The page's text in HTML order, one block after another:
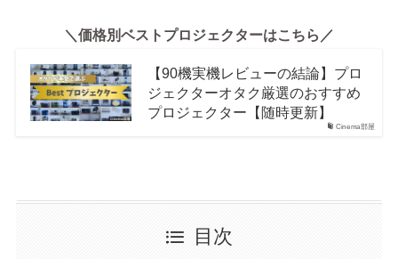
＼価格別ベストプロジェクターはこちら／
Cinema部屋
【90機実機レビューの結論】プロ
ジェクターオタク厳選のおすすめ
プロジェクター【随時更新】
目次